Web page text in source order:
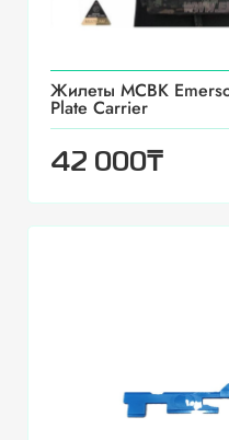
Жилеты MCBK
Plate Carrier
42 000₸